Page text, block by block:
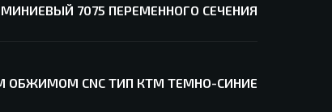
7075 ПЕРЕМЕННОГО СЕЧЕНИЯ
CNC ТИП КТМ ТЕМНО-СИНИЕ